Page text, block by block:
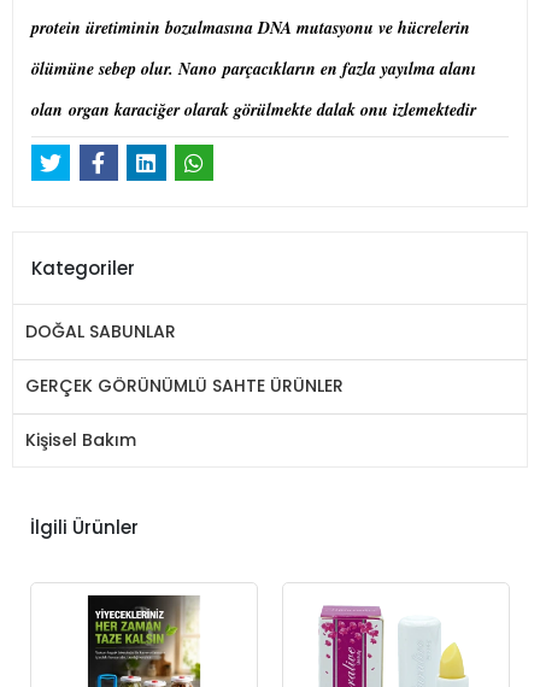
protein üretiminin bozulmasına DNA mutasyonu ve hücrelerin
ölümüne sebep olur. Nano parçacıkların en fazla yayılma alanı
olan organ karaciğer olarak görülmekte dalak onu izlemektedir
Kategoriler
DOĞAL SABUNLAR
GERÇEK GÖRÜNÜMLÜ SAHTE ÜRÜNLER
Kişisel Bakım
İlgili Ürünler